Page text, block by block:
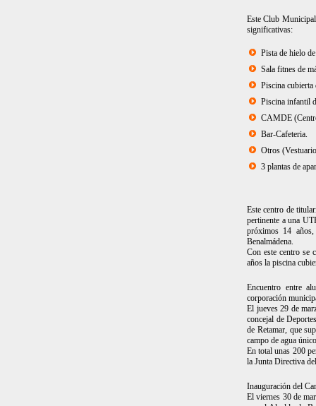
Este Club
significativas:
Pista de hielo
Sala fitnes de
Piscina cubierta
Piscina infantil
CAMDE
Bar-Cafeteria.
Otros
3 plantas de
Este centro de
pertinente a una
próximos 14
Benalmádena.
Con este centro se
años la piscina
Encuentro entre
corporación
El jueves 29 de
concejal de
de Retamar, que
campo de agua
En total unas 200
la Junta Directiva
Inauguración del
El viernes 30 de